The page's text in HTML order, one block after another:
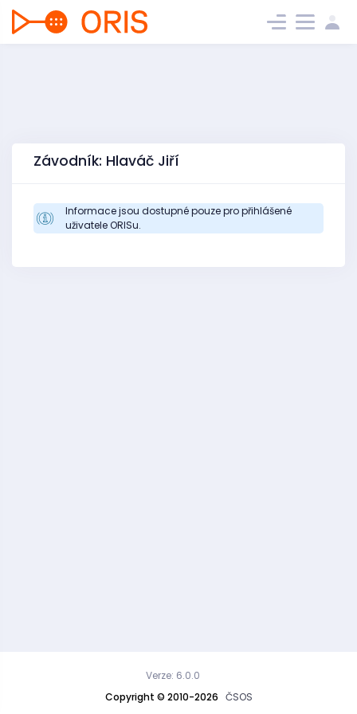
Závodník: Hlaváč Jiří
Informace jsou dostupné pouze pro přihlášené
uživatele ORISu.
Copyright © 2010-2026 ČSOS
Verze: 6.0.0